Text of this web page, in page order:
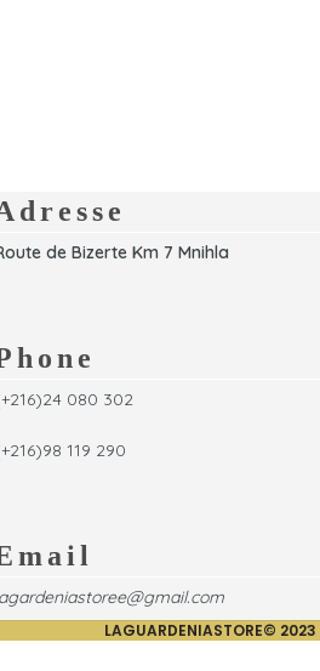
de Bizerte Km 7 Mnihla
080 302
119 290
LAGUARDENIASTORE© 2023